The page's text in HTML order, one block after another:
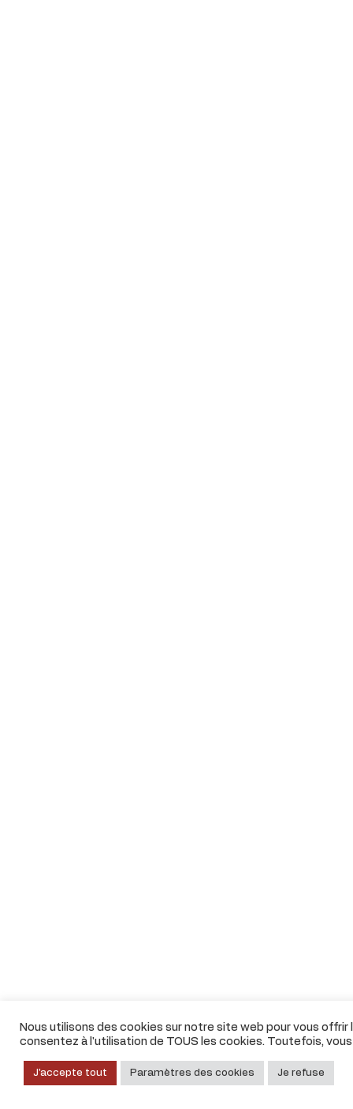
Nous utilisons des cookies sur notre site web pour vous
consentez à l'utilisation de TOUS les cookies. Toutefois,
J'accepte tout Paramètres des cookies Je refuse